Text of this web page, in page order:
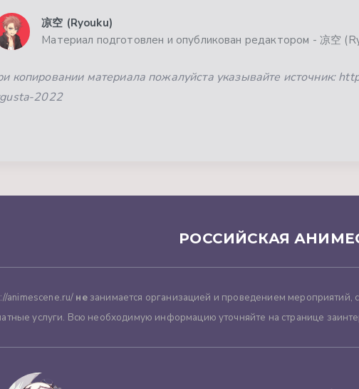
凉空 (Ryouku)
Материал подготовлен и опубликован редактором - 凉空
копировании материала пожалуйста указывайте источник:
2022
РОССИЙСКАЯ
animescene.ru/ незанимается организацией и проведением мероприятий,
услуги. Всю необходимую информацию уточняйте на странице